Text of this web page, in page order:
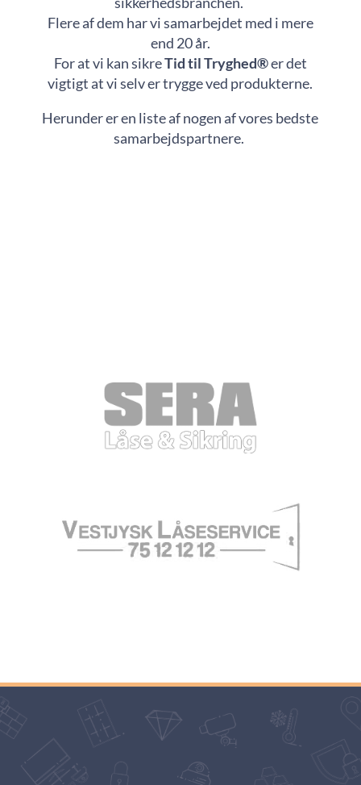
Flere af dem har vi samarbejdet med i mere
end 20 år.
For at vi kan sikreTid til Tryghed®er det
vigtigt at vi selv er trygge ved produkterne.
Herunder er en liste af nogen af vores bedste
samarbejdspartnere.